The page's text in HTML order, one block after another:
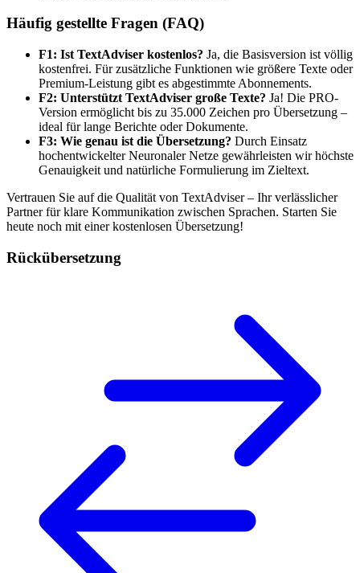
Häufig gestellte Fragen (FAQ)
F1: Ist TextAdviser kostenlos? Ja, die Basisversion ist völlig
kostenfrei. Für zusätzliche Funktionen wie größere Texte oder
Premium-Leistung gibt es abgestimmte Abonnements.
F2: Unterstützt TextAdviser große Texte? Ja! Die PRO-
Version ermöglicht bis zu 35.000 Zeichen pro Übersetzung –
ideal für lange Berichte oder Dokumente.
F3: Wie genau ist die Übersetzung? Durch Einsatz
hochentwickelter Neuronaler Netze gewährleisten wir höchste
Genauigkeit und natürliche Formulierung im Zieltext.
Vertrauen Sie auf die Qualität von TextAdviser – Ihr verlässlicher
Partner für klare Kommunikation zwischen Sprachen. Starten Sie
heute noch mit einer kostenlosen Übersetzung!
Rückübersetzung